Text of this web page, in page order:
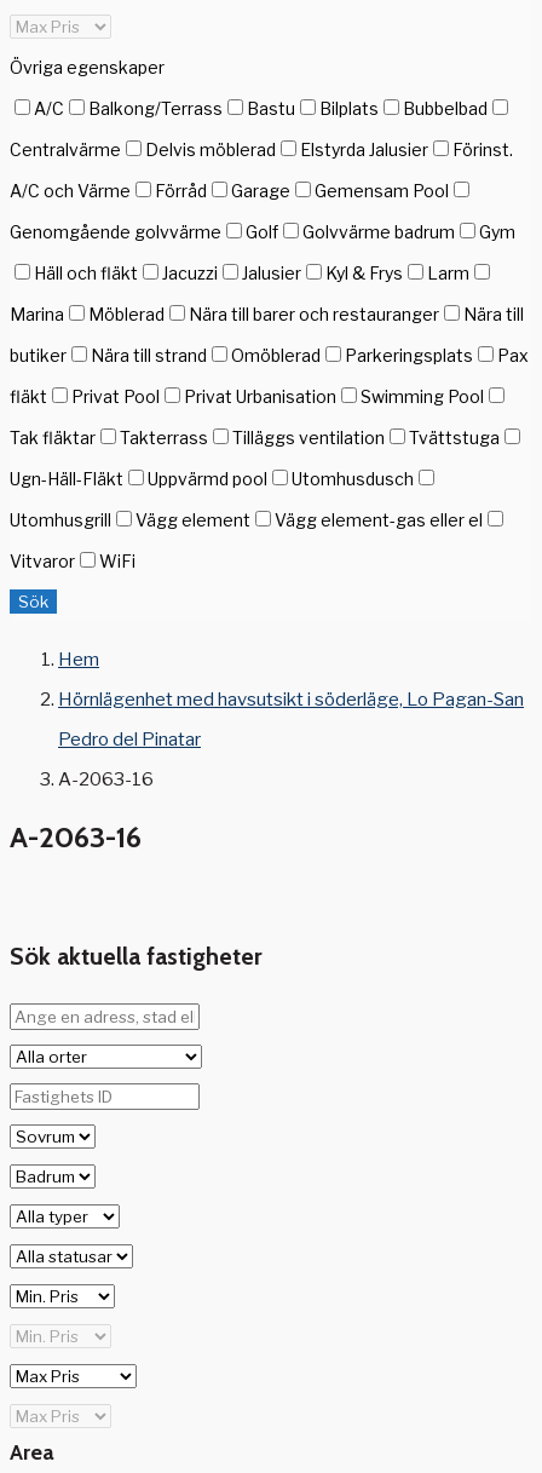
Övriga egenskaper
A/C
Balkong/Terrass Bastu Bilplats
Bubbelbad
Centralvärme
Delvis möblerad Elstyrda Jalusier
Förinst.
A/C och Värme
Förråd Garage
Gemensam Pool
Genomgående golvvärme
Golf Golvvärme badrum
Gym
Häll och fläkt
Jacuzzi Jalusier Kyl & Frys
Larm
Marina
Möblerad Nära till barer och restauranger
Nära till
butiker
Nära till strand Omöblerad Parkeringsplats
Pax
fläkt
Privat Pool Privat Urbanisation
Swimming Pool
Tak fläktar
Takterrass Tilläggs ventilation
Tvättstuga
Ugn-Häll-Fläkt
Uppvärmd pool
Utomhusdusch
Utomhusgrill
Vägg element
Vägg element-gas eller el
Vitvaror
WiFi
Sök
Hem
Hörnlägenhet med havsutsikt i söderläge, Lo Pagan-San
Pedro del Pinatar
A-2063-16
A-2063-16
Sök aktuella fastigheter
Area